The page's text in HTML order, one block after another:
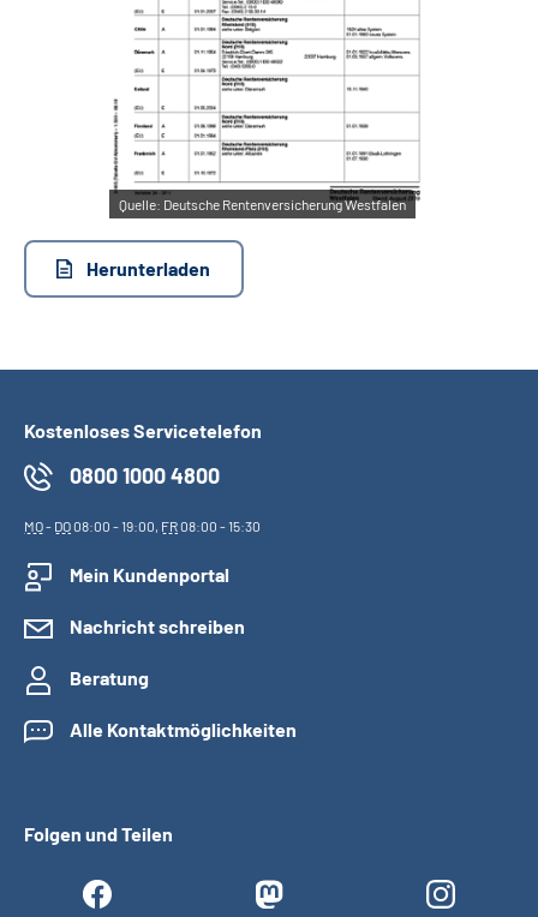
Quelle: Deutsche Rentenversicherung Westfalen
Herunterladen
Kostenloses Servicetelefon
0800 1000 4800
MO- DO08:00 - 19:00, FR08:00 - 15:30
Mein Kundenportal
Nachricht schreiben
Beratung
Alle Kontaktmöglichkeiten
Folgen und Teilen